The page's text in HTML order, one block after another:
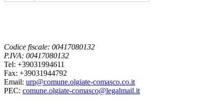
Codice fiscale: 00417080132
P.IVA: 00417080132
Tel: +39031994611
Fax: +39031944792
Email: urp@comune.olgiate-comasco.co.it
PEC: comune.olgiate-comasco@legalmail.it